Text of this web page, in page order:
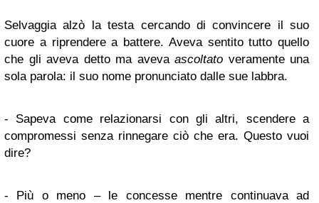
Selvaggia alzò la testa cercando di convincere il suo
cuore a riprendere a battere. Aveva sentito tutto quello
che gli aveva detto ma aveva ascoltato veramente una
sola parola: il suo nome pronunciato dalle sue labbra.
- Sapeva come relazionarsi con gli altri, scendere a
compromessi senza rinnegare ciò che era. Questo vuoi
dire?
- Più o meno – le concesse mentre continuava ad